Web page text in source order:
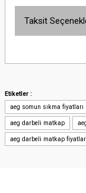
Taksit
Etiketler :
aeg somun sıkma fiyatları
aeg darbeli matkap
aeg darbeli matkap